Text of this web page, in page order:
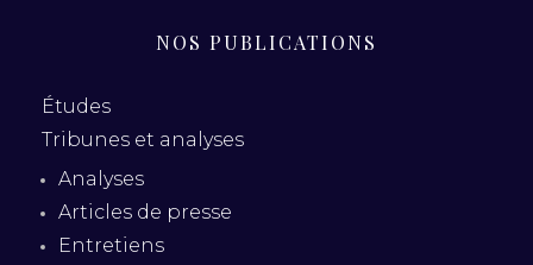
NOS PUBLICATIONS
Études
Tribunes et analyses
Analyses
Articles de presse
Entretiens